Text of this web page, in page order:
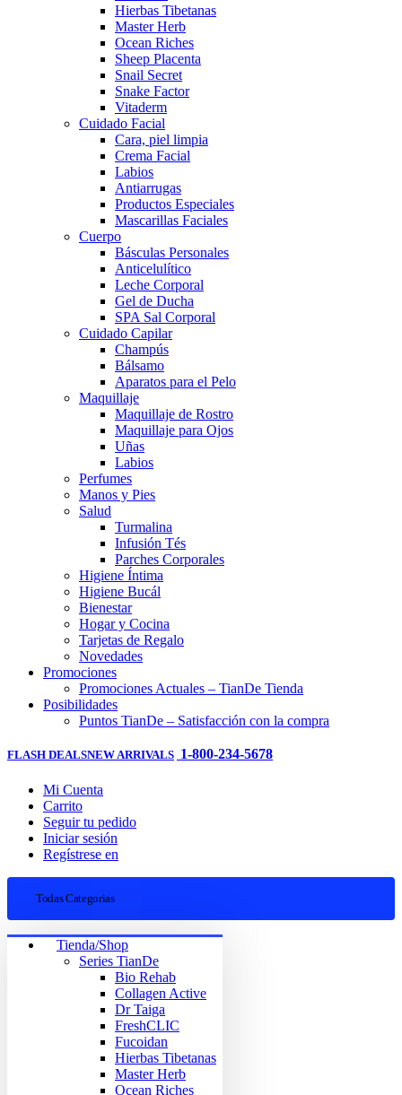
Hierbas Tibetanas
Master Herb
Ocean Riches
Sheep Placenta
Snail Secret
Snake Factor
Vitaderm
Cuidado Facial
Cara, piel limpia
Crema Facial
Labios
Antiarrugas
Productos Especiales
Mascarillas Faciales
Cuerpo
Básculas Personales
Anticelulítico
Leche Corporal
Gel de Ducha
SPA Sal Corporal
Cuidado Capilar
Champús
Bálsamo
Aparatos para el Pelo
Maquillaje
Maquillaje de Rostro
Maquillaje para Ojos
Uñas
Labios
Perfumes
Manos y Pies
Salud
Turmalina
Infusión Tés
Parches Corporales
Higiene Íntima
Higiene Bucál
Bienestar
Hogar y Cocina
Tarjetas de Regalo
Novedades
Promociones
Promociones Actuales – TianDe Tienda
Posibilidades
Puntos TianDe – Satisfacción con la compra
FLASH DEALSNEW ARRIVALS 1-800-234-5678
Mi Cuenta
Carrito
Seguir tu pedido
Iniciar sesión
Regístrese en
Todas Categorias
Tienda/Shop
Series TianDe
Bio Rehab
Collagen Active
Dr Taiga
FreshCLIC
Fucoidan
Hierbas Tibetanas
Master Herb
Ocean Riches